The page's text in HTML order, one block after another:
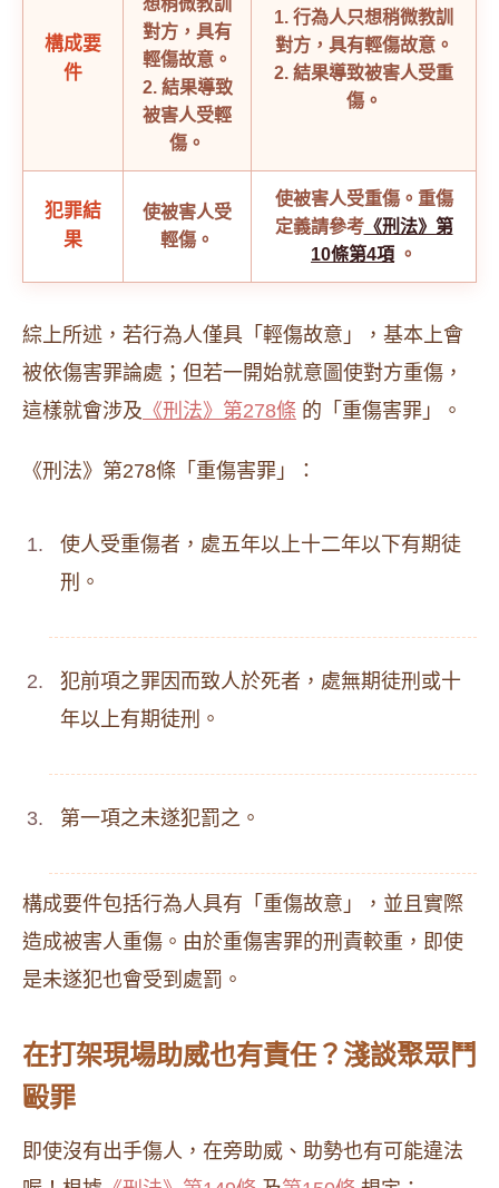
構成要
件
想稍微教訓
對方，具有
輕傷故意。
2. 結果導致
被害人受輕
傷。
1. 行為人只想稍微教訓
對方，具有輕傷故意。
2. 結果導致被害人受重
傷。
犯罪結
果
使被害人受
輕傷。
使被害人受重傷。重傷
定義請參考《刑法》第
10條第4項 。
綜上所述，若行為人僅具「輕傷故意」，基本上會
被依傷害罪論處；但若一開始就意圖使對方重傷，
這樣就會涉及 《刑法》第278條 的「重傷害罪」。
《刑法》第278條「重傷害罪」：
使人受重傷者，處五年以上十二年以下有期徒
刑。
犯前項之罪因而致人於死者，處無期徒刑或十
年以上有期徒刑。
第一項之未遂犯罰之。
構成要件包括行為人具有「重傷故意」，並且實際
造成被害人重傷。由於重傷害罪的刑責較重，即使
是未遂犯也會受到處罰。
在打架現場助威也有責任？淺談聚眾鬥
毆罪
即使沒有出手傷人，在旁助威、助勢也有可能違法